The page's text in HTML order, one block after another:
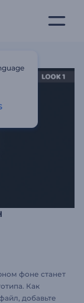
фоне станет
Как
добавьте